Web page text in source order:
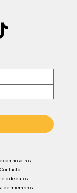
con nosotros
Contacto
de datos
de miembros